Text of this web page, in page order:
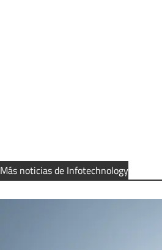
Más noticias de Infotechnology